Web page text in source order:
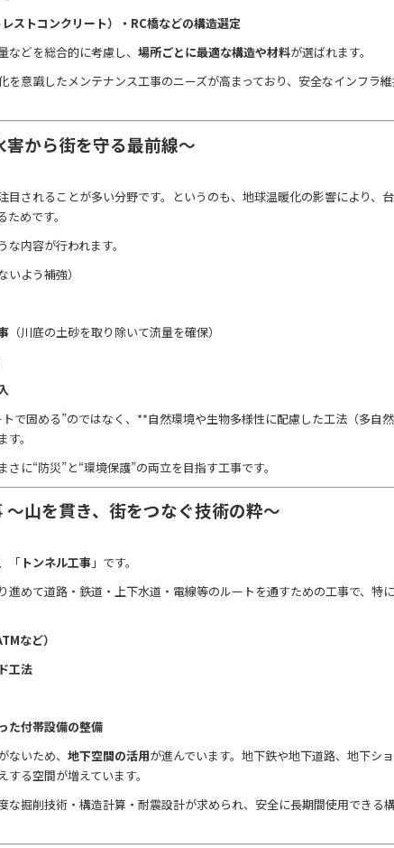
ストコンクリート）・RC橋などの構造選定
どを総合的に考慮し、 場所ごとに最適な構造や材料が選ばれます。
を意識したメンテナンス工事のニーズが高まっており、安全なインフラ
から街を守る最前線～
目されることが多い分野です。というのも、地球温暖化の影響により、
めです。
内容が行われます。
いよう補強）
（川底の土砂を取り除いて流量を確保）
で固める”のではなく、**自然環境や生物多様性に配慮した工法（多自
。
に“防災”と“環境保護”の両立を目指す工事です。
山を貫き、街をつなぐ技術の粋～
「 トンネル工事 」です。
進めて道路・鉄道・上下水道・電線等のルートを通すための工事で、特に
など）
工法
た付帯設備の整備
ないため、 地下空間の活用が進んでいます。地下鉄や地下道路、地下シ
る空間が増えています。
な掘削技術・構造計算・耐震設計が求められ、安全に長期間使用できる